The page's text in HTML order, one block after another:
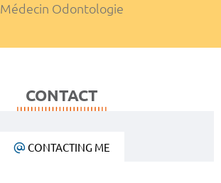
Médecin Odontologie
CONTACT
CONTACTING ME